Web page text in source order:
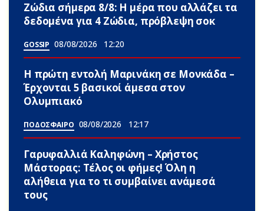
Ζώδια σήμερα 8/8: Η μέρα που αλλάζει τα
δεδομένα για 4 Zώδια, πρόβλεψη σoκ
GOSSIP 08/08/2026 12:20
Η πρώτη εντολή Μαρινάκη σε Μονκάδα –
Έρχονται 5 βασικοί άμεσα στον
Ολυμπιακό
ΠΟΔΟΣΦΑΙΡΟ 08/08/2026 12:17
Γαρυφαλλιά Καληφώνη – Χρήστος
Μάστορας: Τέλος οι φήμες! Όλη η
αλήθεια για το τι συμβαίνει ανάμεσά
τους